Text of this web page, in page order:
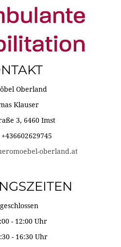
Oberland
Klauser
3, 6460 Imst
oberland.at
- 12:00 Uhr
- 16:30 Uhr